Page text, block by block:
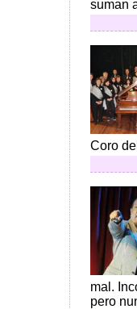
suman
Coro
mal.
pero